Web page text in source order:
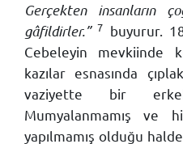
Gerçekten insanların
gâfildirler.” 7 buyurur.
Cebeleyin mevkiinde
kazılar esnasında
vaziyette bir
Mumyalanmamış ve
yapılmamış olduğu